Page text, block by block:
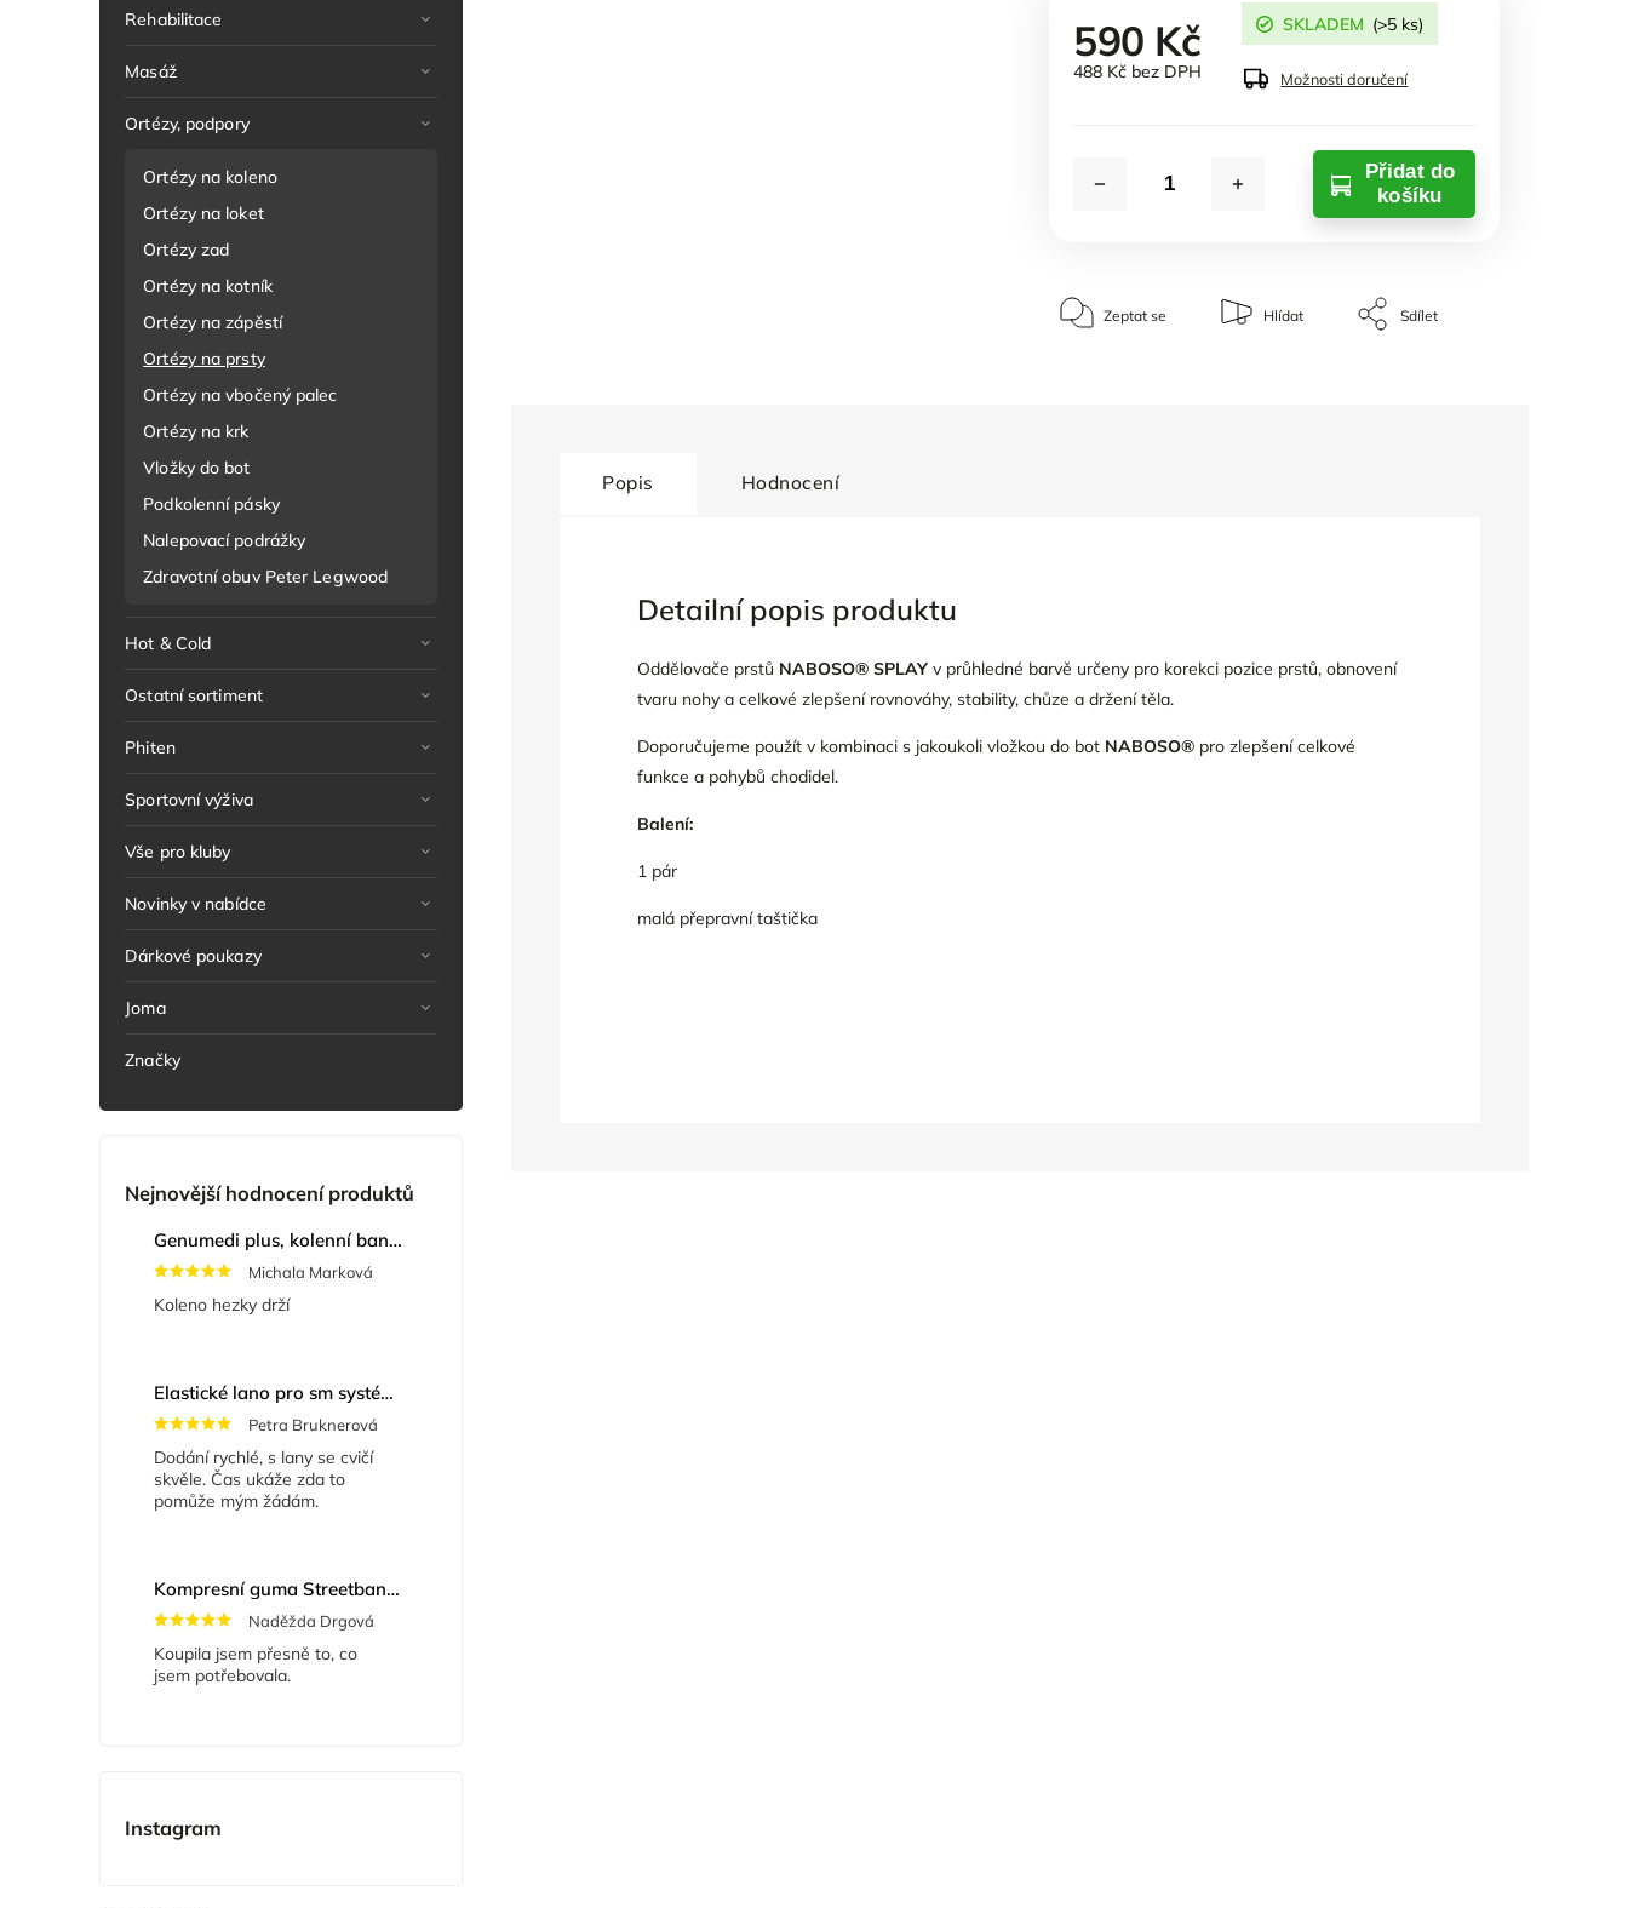
Rehabilitace
Masáž
Ortézy, podpory
Ortézy na koleno
Ortézy na loket
Ortézy zad
Ortézy na kotník
Ortézy na zápěstí
Ortézy na prsty
Ortézy na vbočený palec
Ortézy na krk
Vložky do bot
Podkolenní pásky
Nalepovací podrážky
Zdravotní obuv Peter Legwood
Hot & Cold
Ostatní sortiment
Phiten
Sportovní výživa
Vše pro kluby
Novinky v nabídce
Dárkové poukazy
Joma
Značky
Nejnovější hodnocení produktů
Genumedi plus, kolenní bandáž se zvýšenou fixací
Michala Marková
Koleno hezky drží
Elastické lano pro sm systém
Petra Bruknerová
Dodání rychlé, s lany se cvičí
skvěle. Čas ukáže zda to
pomůže mým žádám.
Kompresní guma Streetband 5 cm x 2 m
Naděžda Drgová
Koupila jsem přesně to, co
jsem potřebovala.
Instagram
590 Kč
488 Kč bez DPH
SKLADEM (>5 ks)
Možnosti doručení
Přidat do
košíku
Zeptat se Hlídat Sdílet
Popis Hodnocení
Detailní popis produktu
Oddělovače prstů NABOSO® SPLAY v průhledné barvě určeny pro korekci pozice prstů, obnovení
tvaru nohy a celkové zlepšení rovnováhy, stability, chůze a držení těla.
Doporučujeme použít v kombinaci s jakoukoli vložkou do bot NABOSO® pro zlepšení celkové
funkce a pohybů chodidel.
Balení:
1 pár
malá přepravní taštička